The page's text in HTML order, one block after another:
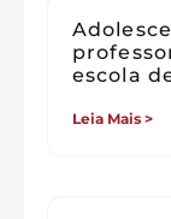
escola
Leia Mais >